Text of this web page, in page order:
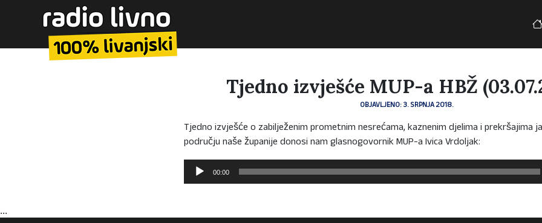
Tjedno izvješće MUP-a HBŽ
OBJAVLJENO: 3. SRPNJA 2018.
Tjedno izvješće o zabilježenim prometnim nesrećama, kaznenim djelima i prekršajima
području naše županije donosi nam glasnogovornik MUP-a Ivica Vrdoljak:
Reproduktor
audiozapisa
00:00
...